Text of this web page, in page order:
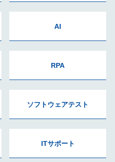
AI
RPA
ソフトウェアテスト
ITサポート